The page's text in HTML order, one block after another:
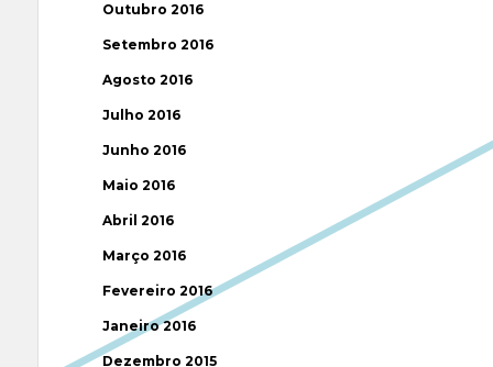
Outubro 2016
Setembro 2016
Agosto 2016
Julho 2016
Junho 2016
Maio 2016
Abril 2016
Março 2016
Fevereiro 2016
Janeiro 2016
Dezembro 2015